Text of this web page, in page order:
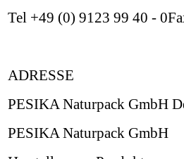
Tel +49 (0) 9123 99 40 -
ADRESSE
PESIKA Naturpack GmbH
PESIKA Naturpack GmbH